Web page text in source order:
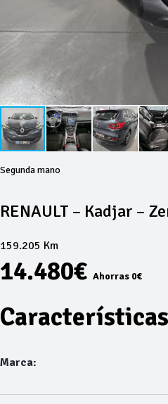
Segunda mano
RENAULT – Kadjar –
159.205 Km
14.480€ Ahorras 0€
Características
Marca: